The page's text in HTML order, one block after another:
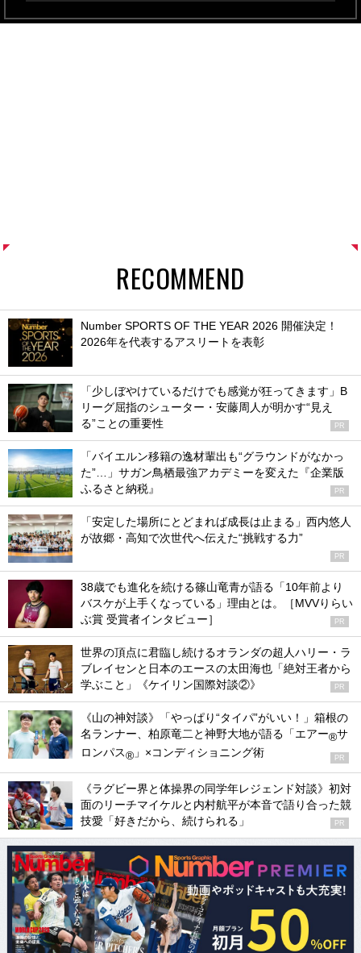
RECOMMEND
Number SPORTS OF THE YEAR 2026 開催決定！
2026年を代表するアスリートを表彰
「少しぼやけているだけでも感覚が狂ってきます」B
リーグ屈指のシューター・安藤周人が明かす“見え
る”ことの重要性
PR
「バイエルン移籍の逸材輩出も“グラウンドがなかっ
た”…」サガン鳥栖最強アカデミーを変えた『企業版
ふるさと納税』
PR
「安定した場所にとどまれば成長は止まる」西内悠人
が故郷・高知で次世代へ伝えた“挑戦する力”
PR
38歳でも進化を続ける篠山竜青が語る「10年前より
バスケが上手くなっている」理由とは。［MVVりらい
ぶ賞 受賞者インタビュー］
PR
世界の頂点に君臨し続けるオランダの超人ハリー・ラ
ブレイセンと日本のエースの太田海也「絶対王者から
学ぶこと」《ケイリン国際対談②》
PR
《山の神対談》「やっぱり“タイパ”がいい！」箱根の
名ランナー、柏原竜二と神野大地が語る「エアー®サ
ロンパス® 」×コンディショニング術 PR
《ラグビー界と体操界の同学年レジェンド対談》初対
面のリーチマイケルと内村航平が本音で語り合った競
技愛「好きだから、続けられる」
PR